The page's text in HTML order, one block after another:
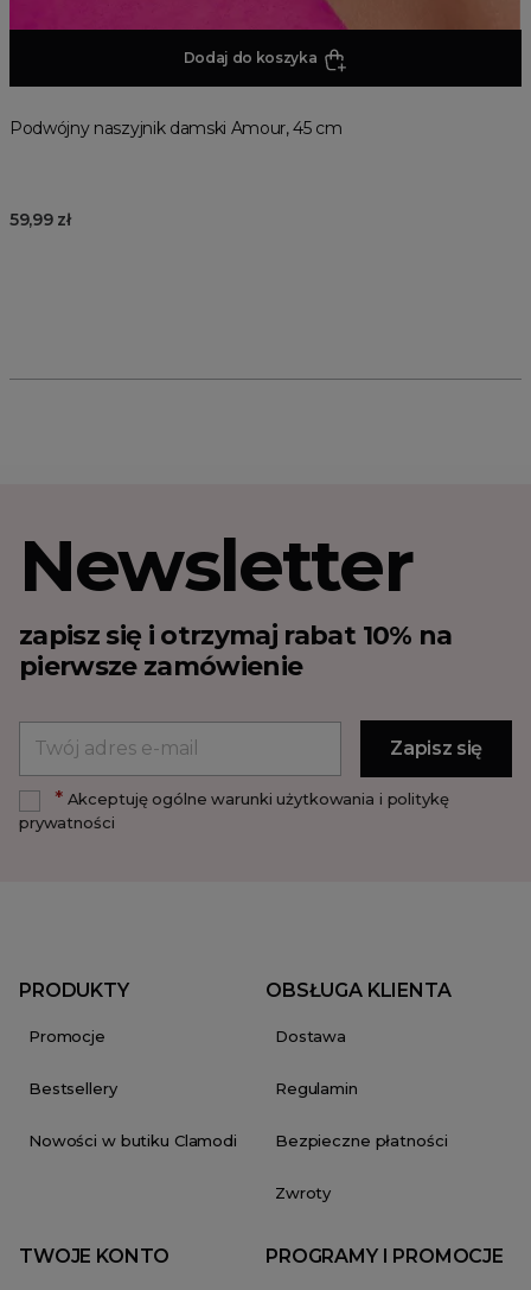
Dodaj do koszyka
Podwójny naszyjnik damski Amour, 45 cm
59,99 zł
Newsletter
zapisz się i otrzymaj rabat 10% na
pierwsze zamówienie
*Akceptuję ogólne warunki użytkowania i politykę
prywatności
PRODUKTY
Promocje
Bestsellery
Nowości w butiku Clamodi
OBSŁUGA KLIENTA
Dostawa
Regulamin
Bezpieczne płatności
Zwroty
TWOJE KONTO PROGRAMY I PROMOCJE